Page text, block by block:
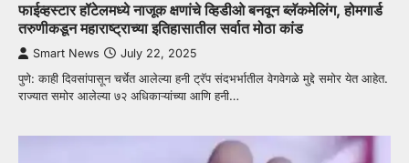
फाईव्हस्टार हॉटेलमध्ये नाजूक क्षणांचे व्हिडीओ बनवून ब्लॅकमेलिंग, होमगार्ड
तरुणीकडून महाराष्ट्राच्या इतिहासातील सर्वात मोठा कांड
Smart News July 22, 2025
पुणे: काही दिवसांपासून चर्चेत आलेल्या हनी ट्रॅप संदभर्भातील वेगवेगळे मुद्दे समोर येत आहेत.
राज्यात समोर आलेल्या ७२ अधिकाऱ्यांच्या आणि हनी…